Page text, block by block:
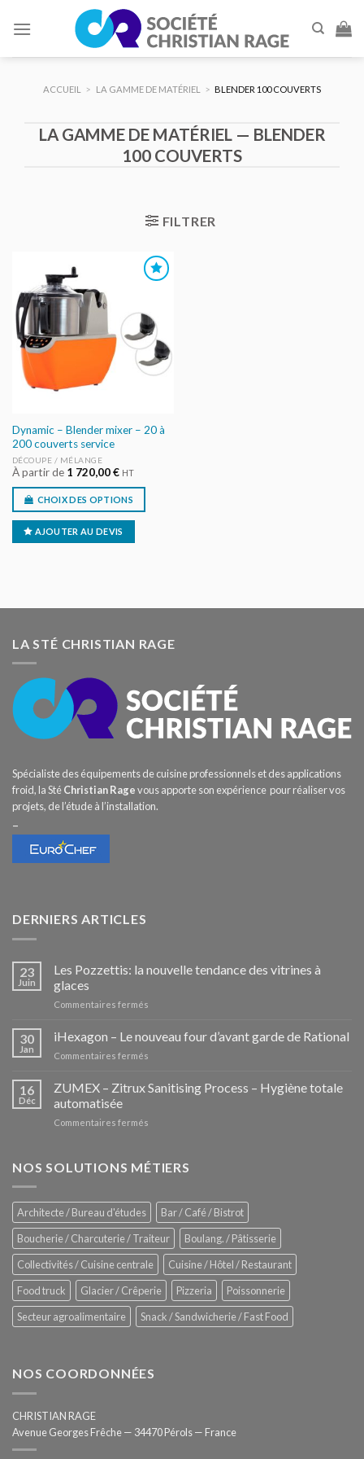
ACCUEIL > LA GAMME DE MATÉRIEL > BLENDER 100 COUVERTS
LA GAMME DE MATÉRIEL — BLENDER
100 COUVERTS
FILTRER
AU DEVIS
Dynamic – Blender mixer – 20 à
200 couverts service
DÉCOUPE / MÉLANGE
À partir de 1 720,00€ HT
CHOIX DES OPTIONS
AJOUTER AU DEVIS
LA STÉ CHRISTIAN RAGE
Spécialiste des équipements de cuisine professionnels et des applications
froid, la StéChristian Ragevous apporte son expérience pour réaliser vos
projets, de l’étude à l’installation.
–
DERNIERS ARTICLES
23
Juin
Les Pozzettis: la nouvelle tendance des vitrines à
glaces
Commentaires fermés
Pozzettis:
la
des
30
Jan
iHexagon – Le nouveau four d’avant garde de Rational
Commentaires fermés
–
Le
de
16
Déc
ZUMEX – Zitrux Sanitising Process – Hygiène totale
automatisée
Commentaires fermés
Zitrux
–
Hygiène
totale
automatisée
NOS SOLUTIONS MÉTIERS
Architecte / Bureau d'études
Bar / Café / Bistrot
Boucherie / Charcuterie / Traiteur
Boulang. / Pâtisserie
Collectivités / Cuisine centrale
Cuisine / Hôtel / Restaurant
Food truck
Glacier / Crêperie Pizzeria
Poissonnerie
Secteur agroalimentaire
Snack / Sandwicherie / Fast Food
NOS COORDONNÉES
CHRISTIAN RAGE
Avenue Georges Frêche — 34470 Pérols — France